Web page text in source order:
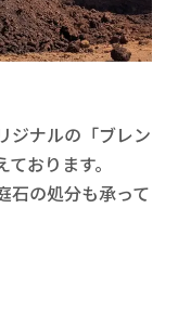
ジナルの「ブレン
おります。
石の処分も承って